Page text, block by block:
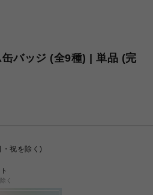
バッジ (全9種) | 単品 (完
祝を除く)
く